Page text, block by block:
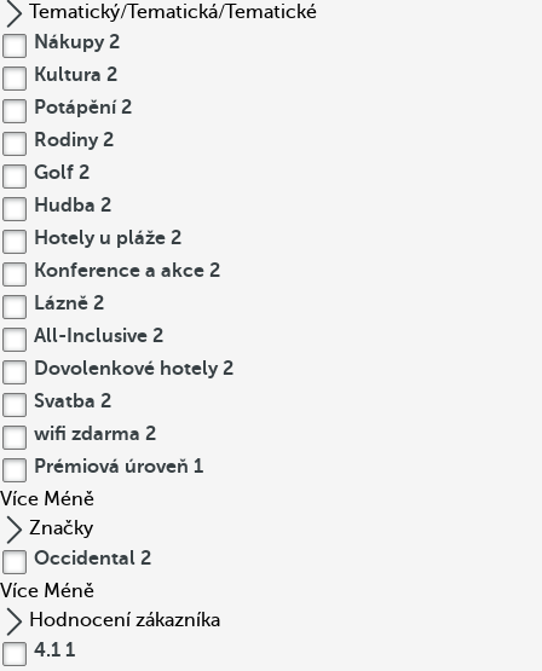
Tematický/Tematická/Tematické
Nákupy 2
Kultura 2
Potápění2
Rodiny 2
Golf 2
Hudba 2
Hotely u pláže 2
Konference a akce 2
Lázně 2
All-Inclusive 2
Dovolenkové hotely 2
Svatba 2
wifi zdarma 2
Prémiová úroveň 1
Více Méně
Značky
Occidental 2
Více Méně
Hodnocení zákazníka
4.1 1